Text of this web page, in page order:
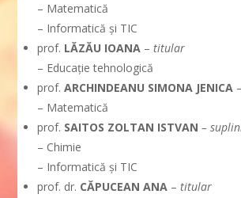
– Matematică
– Informatică şi TIC
prof. LĂZĂU IOANA –titular
– Educaţie tehnologică
prof.ARCHINDEANU SIMONA JENICA
– Matematică
prof. SAITOS ZOLTAN ISTVAN –
– Chimie
– Informatică şi TIC
prof. dr. CĂPUCEAN ANA –titular